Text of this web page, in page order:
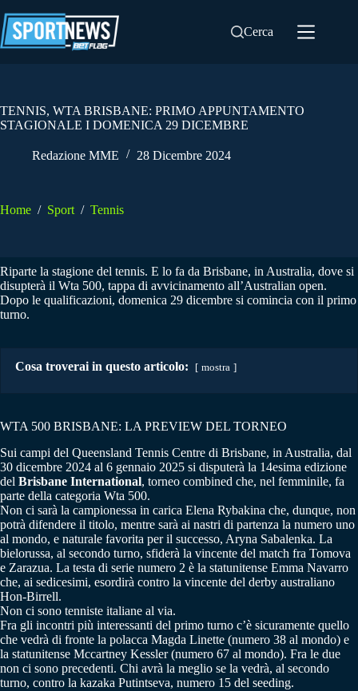
al
contenuto
Cerca
TENNIS, WTA BRISBANE: PRIMO APPUNTAMENTO
STAGIONALE I DOMENICA 29 DICEMBRE
Redazione MME 28 Dicembre 2024
Home / Sport / Tennis
Riparte la stagione del tennis. E lo fa da Brisbane, in Australia, dove si
disupterà il Wta 500, tappa di avvicinamento all’Australian open.
Dopo le qualificazioni, domenica 29 dicembre si comincia con il primo
turno.
Cosa troverai in questo articolo: mostra
WTA 500 BRISBANE: LA PREVIEW DEL TORNEO
Sui campi del Queensland Tennis Centre di Brisbane, in Australia, dal
30 dicembre 2024 al 6 gennaio 2025 si disputerà la 14esima edizione
del Brisbane International, torneo combined che, nel femminile, fa
parte della categoria Wta 500.
Non ci sarà la campionessa in carica Elena Rybakina che, dunque, non
potrà difendere il titolo, mentre sarà ai nastri di partenza la numero uno
al mondo, e naturale favorita per il successo, Aryna Sabalenka. La
bielorussa, al secondo turno, sfiderà la vincente del match fra Tomova
e Zarazua. La testa di serie numero 2 è la statunitense Emma Navarro
che, ai sedicesimi, esordirà contro la vincente del derby australiano
Hon-Birrell.
Non ci sono tenniste italiane al via.
Fra gli incontri più interessanti del primo turno c’è sicuramente quello
che vedrà di fronte la polacca Magda Linette (numero 38 al mondo) e
la statunitense Mccartney Kessler (numero 67 al mondo). Fra le due
non ci sono precedenti. Chi avrà la meglio se la vedrà, al secondo
turno, contro la kazaka Putintseva, numero 15 del seeding.